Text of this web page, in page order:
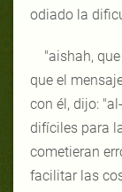
odiado la
"aishah,
que el
con él, dijo:
difíciles para
cometieran
facilitar las